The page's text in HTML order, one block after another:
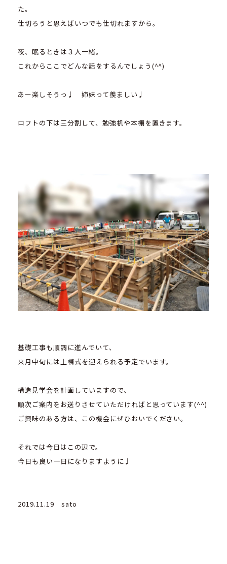
た。
仕切ろうと思えばいつでも仕切れますから。
夜、眠るときは３人一緒。
これからここでどんな話をするんでしょう(^^)
あー楽しそうっ♩ 姉妹って羨ましい♩
ロフトの下は三分割して、勉強机や本棚を置きます。
基礎工事も順調に進んでいて、
来月中旬には上棟式を迎えられる予定でいます。
構造見学会を計画していますので、
順次ご案内をお送りさせていただければと思っています(^^)
ご興味のある方は、この機会にぜひおいでください。
それでは今日はこの辺で。
今日も良い一日になりますように♩
2019.11.19 sato